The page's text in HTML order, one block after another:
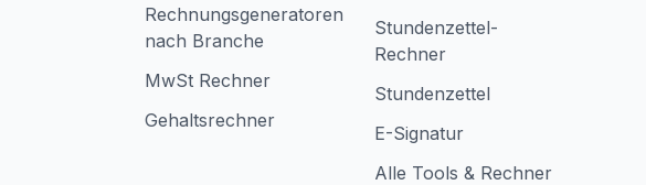
Rechnungsgeneratoren
nach Branche
MwSt Rechner
Gehaltsrechner
Stundenzettel-
Rechner
Stundenzettel
E-Signatur
Alle Tools & Rechner